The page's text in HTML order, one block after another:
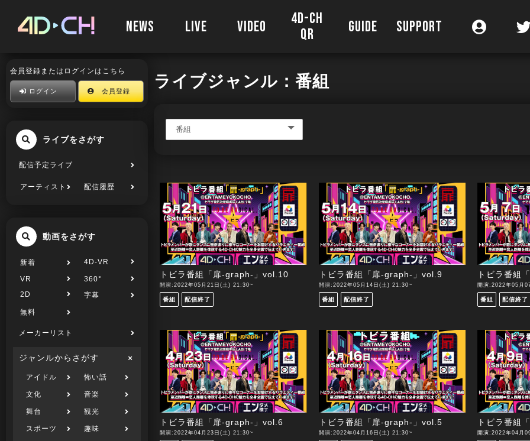
NEWS LIVE VIDEO
4D-CH
QR
GUIDE SUPPORT
会員登録またはログインはこちら
ログイン 会員登録
ライブをさがす
配信予定ライブ
アーティスト 配信履歴
動画をさがす
新着 4D-VR
VR
360°
2D
字幕
無料
メーカーリスト
ジャンルからさがす
アイドル 怖い話
文化 音楽
舞台 観光
スポーツ 趣味
ライブジャンル：番組
トビラ番組「扉-graph-」vol.10
開演:2022年05月21日(土) 21:30~
番組 配信終了
トビラ番組「扉-graph-」vol.9
開演:2022年05月14日(土) 21:30~
番組 配信終了
トビラ番組
開演:2022年05月
番組 配信終了
トビラ番組「扉-graph-」vol.6
開演:2022年04月23日(土) 21:30~
トビラ番組「扉-graph-」vol.5
開演:2022年04月16日(土) 21:30~
トビラ番組
開演:2022年04月